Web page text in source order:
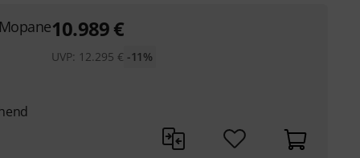
10.989€
UVP: 12.295 € -11%